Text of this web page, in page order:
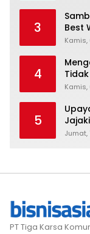
3
Best
Stay
4
Kamis,
5
Jumat,
PT Tiga Karsa